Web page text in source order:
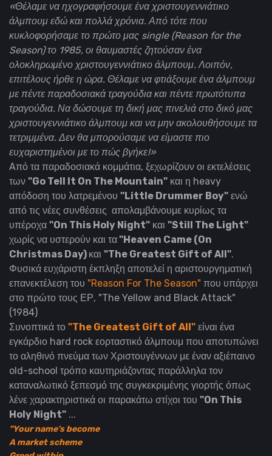
«Θέλαμε να ηχογραφήσουμε ένα χριστουγεννιάτικο
άλμπουμ εδώ και πολλά χρόνια. Από τότε που
κυκλοφορήσαμε το πρώτο μας single (Reason for the
Season) το 1985, οι θαυμαστές ζητούσαν ένα
ολοκληρωμένο χριστουγεννιάτικο άλμπουμ. Λοιπόν,
επιτέλους ήρθε η ώρα. Θέλαμε να φτιάξουμε ένα άλμπουμ
με πέντε παραδοσιακά τραγούδια και πέντε πρωτότυπα
τραγούδια. Να δώσουμε τη δική μας πινελιά στο δικό μας
χριστουγεννιάτικο άλμπουμ και να μην ακολουθήσουμε τα
τετριμμένα. Δεν θα μπορούσαμε να είμαστε πιο
ευχαριστημένοι με το πώς βγήκε!»
Aπό τα παραδοσιακά κομμάτια, ξεχωρίζουν οι εκτελέσεις
των "Go Tell It On The Mountain" και η heavy
απόδοση του λατρεμένου "Little Drummer Boy" ενώ
από τις νέες συνθέσεις απολαμβάνουμε κυρίως τα
υπέροχα "On This Holy Night" και "Still The Light"
χωρίς να υστερούν και τα"Heaven Came (On
Christmas Day) και "The Greatest Gift of All".
Φυσικά ευχάριστη έκπληξη αποτελεί η αριστουργηματική
επανεκτέλεση του "Reason For The Season" που υπάρχει
στο πρώτο τους ΕΡ, "The Yellow and Black Attack"
(1984)
Συνοπτικά το "The Greatest Gift of All" είναι ένα
εγκάρδιο hard rock εορταστικό άλμπουμ που αποτυπώνει
το αληθινό πνεύμα των Χριστουγέννων με έναν αξιέπαινο
old-school τρόπο καυτηριάζοντας παράλληλα τον
καταναλωτικό ξεπεσμό της συγκεκριμένης γιορτής όπως
λένε χαρακτηριστικά οι παρακάτω στίχοι του "On This
Holy Night" ...
"Your name's become
A market scheme